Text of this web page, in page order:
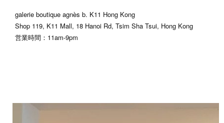
galerie boutique agnès b. K11 Hong Kong
Shop 119, K11 Mall, 18 Hanoi Rd, Tsim Sha Tsui, Hong Kong
営業時間：11am-9pm